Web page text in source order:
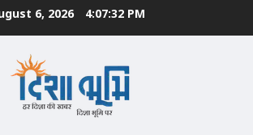
6, 2026 4:07:33 PM